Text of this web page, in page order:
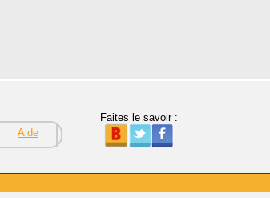
Aide
Faites le savoir :